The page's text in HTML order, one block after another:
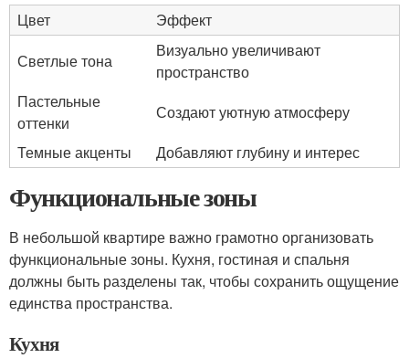
Цвет
Эффект
Светлые тона
Визуально увеличивают
пространство
Пастельные
оттенки
Создают уютную атмосферу
Темные акценты
Добавляют глубину и интерес
Функциональные зоны
В небольшой квартире важно грамотно организовать
функциональные зоны. Кухня, гостиная и спальня
должны быть разделены так, чтобы сохранить ощущение
единства пространства.
Кухня